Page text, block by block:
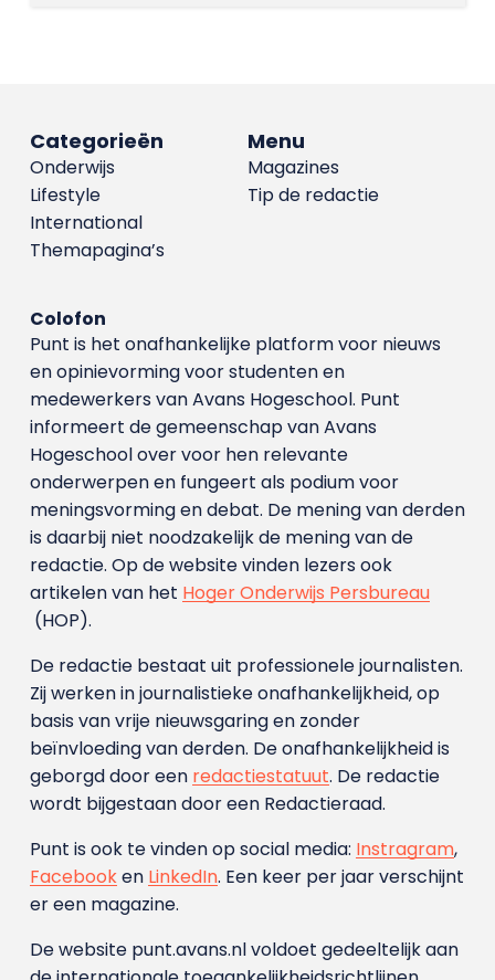
Menu
Magazines
Tip de redactie
Categorieën
Onderwijs
Lifestyle
International
Themapagina’s
Colofon
Punt is het onafhankelijke platform voor nieuws
en opinievorming voor studenten en
medewerkers van Avans Hoge­school. Punt
informeert de gemeenschap van Avans
Hogeschool over voor hen relevante
onderwerpen en fungeert als podium voor
meningsvorming en debat. De mening van derden
is daarbij niet noodzakelijk de mening van de
redactie. Op de website vinden lezers ook
artikelen van het Hoger Onderwijs Persbureau
(HOP).
De redactie bestaat uit professionele journalisten.
Zij werken in journalistieke onafhankelijkheid, op
basis van vrije nieuwsgaring en zonder
beïnvloeding van derden. De onafhankelijkheid is
geborgd door een redactiestatuut. De redactie
wordt bijgestaan door een Redactieraad.
Punt is ook te vinden op social media: Instragram,
Facebooken LinkedIn. Een keer per jaar verschijnt
er een magazine.
De website punt.avans.nl voldoet gedeeltelijk aan